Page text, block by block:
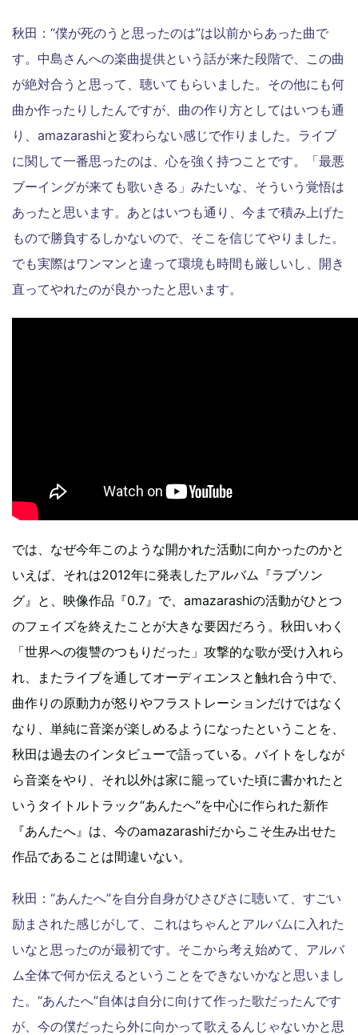
秋田：“僕が死のうと思ったのは”は以前からあった曲で
す。中島さんへの楽曲提供という話が来た段階で、この曲
が絶対合うと思って、聴いてもらいました。その他にも何
曲か作ったりしたんですが、曲の作り方としてはいつも通
り、amazarashiと変わらない感じで作りました。ライブ
に関して一番思ったのは、心を強く持つことです。「最悪
ブーイングが来ても歌いきる」みたいな、そういう覚悟は
あったと思います。あとはいつも通り、今まで積み上げた
もので勝負するしかないので、そこを信じてやりました。
でも実際はワンマンと違って環境も時間も厳しいし、開き
直ってやれたのが良かったと思います。
では、なぜ今年このような開かれた活動に向かったのかと
いえば、それは2012年に発表したアルバム『ラブソン
グ』と、映像作品『0.7』で、amazarashiの活動がひとつ
のフェイズを終えたことが大きな要因だろう。秋田いわく
「世界への復讐のつもりだった」攻撃的な歌が受け入れら
れ、またライブを通してオーディエンスと触れ合う中で、
曲作りの原動力が怒りやフラストレーションだけではなく
なり、単純に音楽が楽しめるようになったということを、
秋田は過去のインタビューで語っている。バイトをしなが
ら音楽をやり、それ以外は家に籠っていた頃に書かれたと
いうタイトルトラック“あんたへ”を中心に作られた新作
『あんたへ』は、今のamazarashiだからこそ生み出せた
作品であることは間違いない。
秋田：“あんたへ”を自分自身がひさびさに聴いて、すごい
励まされた感じがして、これはちゃんとアルバムに入れた
いなと思ったのが最初です。そこから考え始めて、アルバ
ム全体で何か伝えるということをできないかなと思いまし
た。“あんたへ”自体は自分に向けて作った歌だったんです
が、今の僕だったら外に向かって歌えるんじゃないかと思